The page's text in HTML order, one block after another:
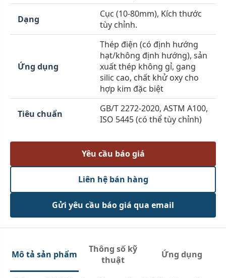
Dạng
Cục (10-80mm), Kích thước
tùy chỉnh.
Ứng dụng
Thép điện (có định hướng
hạt/không định hướng), sản
xuất thép không gỉ, gang
silic cao, chất khử oxy cho
hợp kim đặc biệt
Tiêu chuẩn
GB/T 2272-2020, ASTM A100,
ISO 5445 (có thể tùy chỉnh)
Yêu cầu báo giá
Liên hệ bán hàng
Gửi yêu cầu báo giá qua email
Mô tả sản phẩm
Thông số kỹ
thuật
Ứng dụng